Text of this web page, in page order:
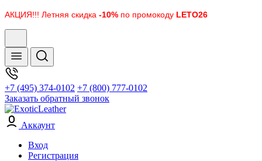
АКЦИЯ!!! Летняя скидка -10% по промокоду LETO26
+7 (495) 374-0102 +7 (800) 777-0102
Заказать обратный звонок
Аккаунт
Вход
Регистрация